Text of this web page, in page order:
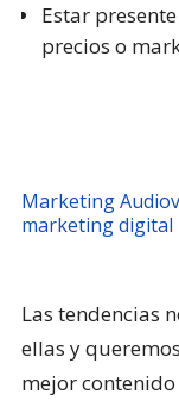
Estar
precios o
Marketing
marketing digital
Las tendencias
ellas y
mejor